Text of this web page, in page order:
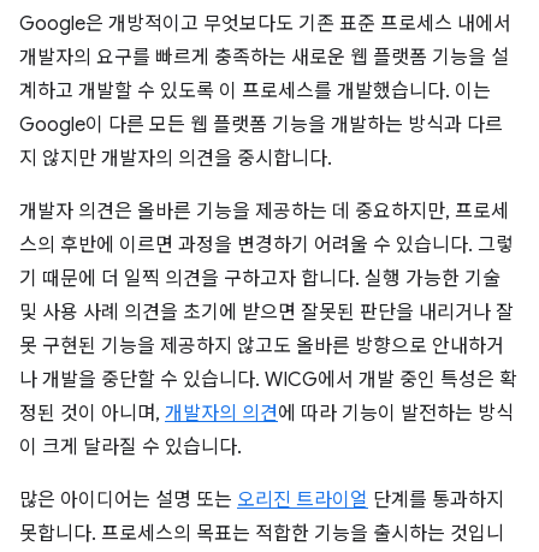
Google은 개방적이고 무엇보다도 기존 표준 프로세스 내에서
개발자의 요구를 빠르게 충족하는 새로운 웹 플랫폼 기능을 설
계하고 개발할 수 있도록 이 프로세스를 개발했습니다. 이는
Google이 다른 모든 웹 플랫폼 기능을 개발하는 방식과 다르
지 않지만 개발자의 의견을 중시합니다.
개발자 의견은 올바른 기능을 제공하는 데 중요하지만, 프로세
스의 후반에 이르면 과정을 변경하기 어려울 수 있습니다. 그렇
기 때문에 더 일찍 의견을 구하고자 합니다. 실행 가능한 기술
및 사용 사례 의견을 초기에 받으면 잘못된 판단을 내리거나 잘
못 구현된 기능을 제공하지 않고도 올바른 방향으로 안내하거
나 개발을 중단할 수 있습니다. WICG에서 개발 중인 특성은 확
정된 것이 아니며, 개발자의 의견에 따라 기능이 발전하는 방식
이 크게 달라질 수 있습니다.
많은 아이디어는 설명 또는 오리진 트라이얼 단계를 통과하지
못합니다. 프로세스의 목표는 적합한 기능을 출시하는 것입니